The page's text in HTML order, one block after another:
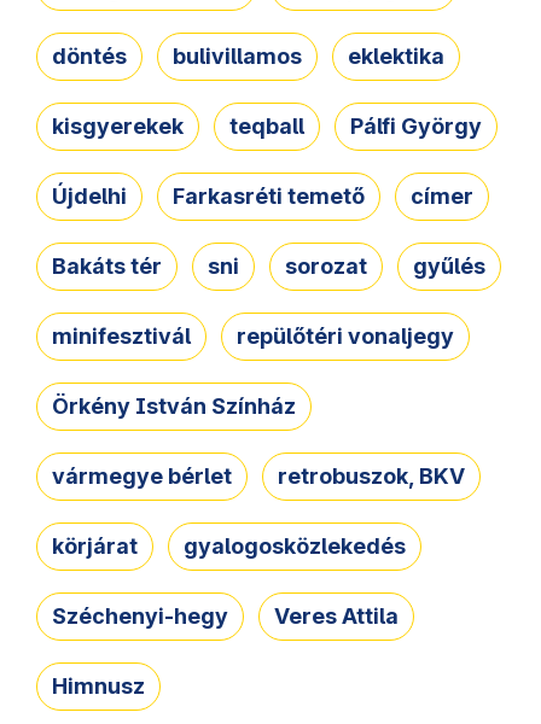
döntés bulivillamos eklektika
kisgyerekek teqball Pálfi György
Újdelhi Farkasréti temető címer
Bakáts tér sni sorozat gyűlés
minifesztivál repülőtéri vonaljegy
Örkény István Színház
vármegye bérlet retrobuszok, BKV
körjárat gyalogosközlekedés
Széchenyi-hegy Veres Attila
Himnusz